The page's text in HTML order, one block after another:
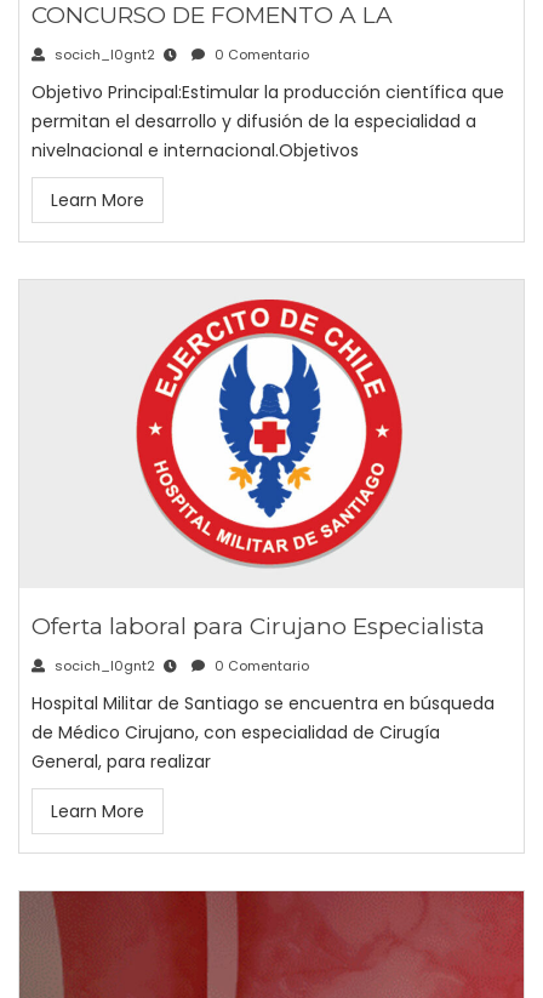
CONCURSO DE FOMENTO A LA
socich_l0gnt2 0 Comentario
Objetivo Principal:Estimular la producción científica que
permitan el desarrollo y difusión de la especialidad a
nivelnacional e internacional.Objetivos
Learn More
Oferta laboral para Cirujano Especialista
socich_l0gnt2 0 Comentario
Hospital Militar de Santiago se encuentra en búsqueda
de Médico Cirujano, con especialidad de Cirugía
General, para realizar
Learn More